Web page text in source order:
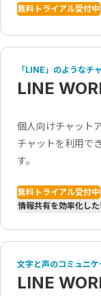
無料トライアル受付中
「LINE」のようなチ
LINE
個人向けチャット
チャットを利用で
す。
無料トライアル受付中
情報共有を効率化し
文字と声のコミュニ
LINE